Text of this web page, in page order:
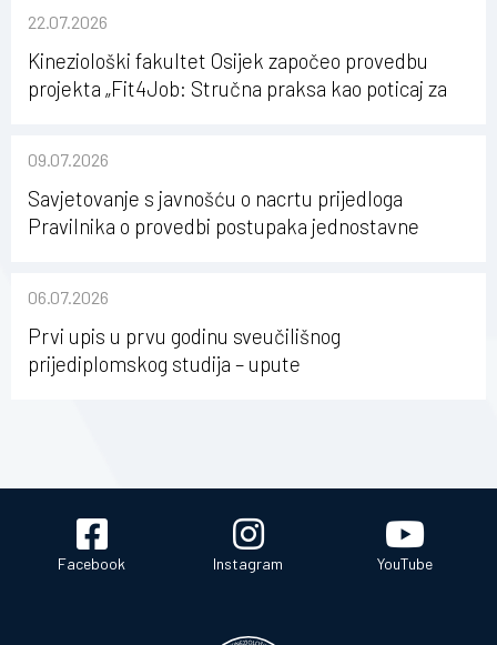
22.07.2026
Kineziološki fakultet Osijek započeo provedbu
projekta „Fit4Job: Stručna praksa kao poticaj za
09.07.2026
Savjetovanje s javnošću o nacrtu prijedloga
Pravilnika o provedbi postupaka jednostavne
Osijeku
06.07.2026
Prvi upis u prvu godinu sveučilišnog
prijediplomskog studija – upute
Facebook Instagram YouTube